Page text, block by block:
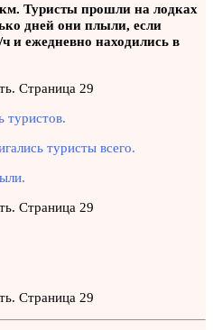
Туристы прошли на лодках
дней они плыли, если
и ежедневно находились в
туристы всего.